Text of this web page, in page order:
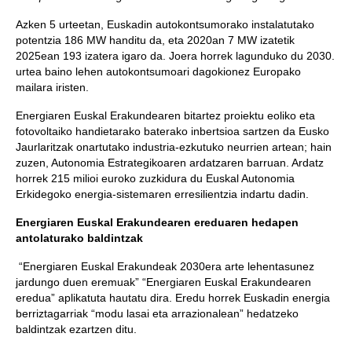
Azken 5 urteetan, Euskadin autokontsumorako instalatutako
potentzia 186 MW handitu da, eta 2020an 7 MW izatetik
2025ean 193 izatera igaro da. Joera horrek lagunduko du 2030.
urtea baino lehen autokontsumoari dagokionez Europako
mailara iristen.
Energiaren Euskal Erakundearen bitartez proiektu eoliko eta
fotovoltaiko handietarako baterako inbertsioa sartzen da Eusko
Jaurlaritzak onartutako industria-ezkutuko neurrien artean; hain
zuzen, Autonomia Estrategikoaren ardatzaren barruan. Ardatz
horrek 215 milioi euroko zuzkidura du Euskal Autonomia
Erkidegoko energia-sistemaren erresilientzia indartu dadin.
Energiaren Euskal Erakundearen ereduaren hedapen
antolaturako baldintzak
“Energiaren Euskal Erakundeak 2030era arte lehentasunez
jardungo duen eremuak” “Energiaren Euskal Erakundearen
eredua” aplikatuta hautatu dira. Eredu horrek Euskadin energia
berriztagarriak “modu lasai eta arrazionalean” hedatzeko
baldintzak ezartzen ditu.